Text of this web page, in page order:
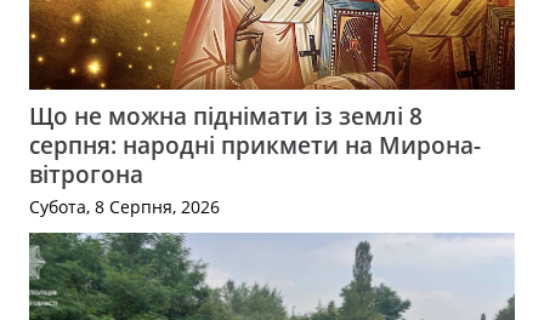
Що не можна піднімати із землі 8
серпня: народні прикмети на Мирона-
вітрогона
Субота, 8 Серпня, 2026